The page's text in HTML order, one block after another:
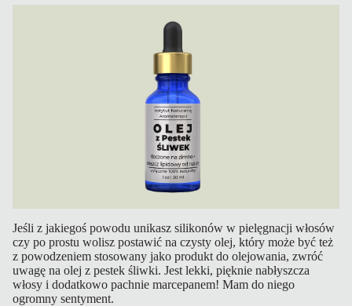
Jeśli z jakiegoś powodu unikasz silikonów w pielęgnacji włosów
czy po prostu wolisz postawić na czysty olej, który może być też
z powodzeniem stosowany jako produkt do olejowania, zwróć
uwagę na olej z pestek śliwki. Jest lekki, pięknie nabłyszcza
włosy i dodatkowo pachnie marcepanem! Mam do niego
ogromny sentyment.